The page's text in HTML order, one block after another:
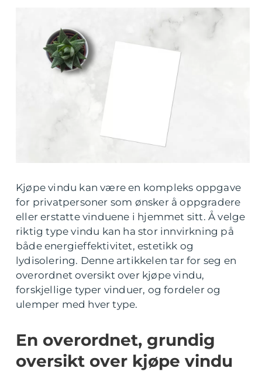
Kjøpe vindu kan være en kompleks oppgave
for privatpersoner som ønsker å oppgradere
eller erstatte vinduene i hjemmet sitt. Å velge
riktig type vindu kan ha stor innvirkning på
både energieffektivitet, estetikk og
lydisolering. Denne artikkelen tar for seg en
overordnet oversikt over kjøpe vindu,
forskjellige typer vinduer, og fordeler og
ulemper med hver type.
En overordnet, grundig
oversikt over kjøpe vindu